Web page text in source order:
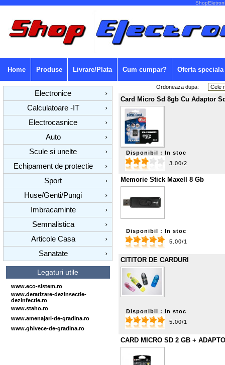
Home Produse Livrare/Plata Cum cumpar? Oferta speciala
Electronice
›
Calculatoare -IT
›
Electrocasnice
›
Auto
›
Scule si unelte
›
Echipament de protectie
›
Sport
›
Huse/Genti/Pungi
›
Imbracaminte
›
Semnalistica
›
Articole Casa
›
Sanatate
›
Legaturi utile
www.eco-sistem.ro
www.deratizare-dezinsectie-
dezinfectie.ro
www.staho.ro
www.amenajari-de-gradina.ro
www.ghivece-de-gradina.ro
Ordoneaza dupa:
Card Micro Sd 8gb Cu Adaptor
Disponibil : In stoc
3.00/2
Memorie Stick Maxell 8 Gb
Disponibil : In stoc
5.00/1
CITITOR DE CARDURI
Disponibil : In stoc
5.00/1
CARD MICRO SD 2 GB +